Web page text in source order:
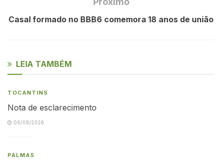
Casal formado no BBB6 comemora 18 anos de união
LEIA TAMBÉM
TOCANTINS
Nota de esclarecimento
06/08/2026
PALMAS